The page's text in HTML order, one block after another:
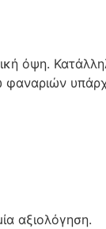
όψη.
αξιολόγηση.